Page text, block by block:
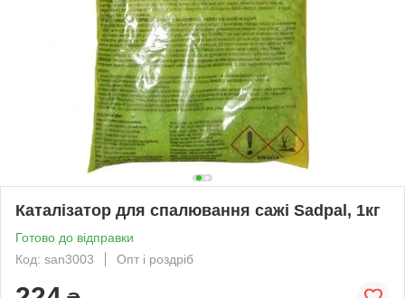
Каталізатор для спалювання сажі Sadpal, 1кг
Готово до відправки
Код: san3003
Опт і роздріб